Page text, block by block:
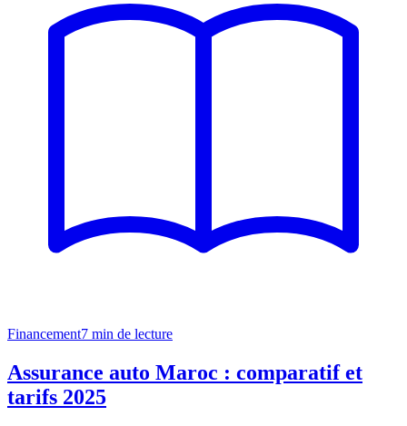
Financement7 min de lecture
Assurance auto Maroc : comparatif et
tarifs 2025